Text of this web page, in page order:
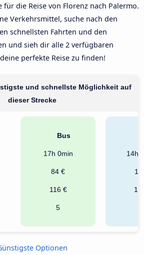
für die Reise von Florenz nach Palermo.
Verkehrsmittel, suche nach den
schnellsten Fahrten und den
und sieh dir alle 2 verfügbaren
perfekte Reise zu finden!
und schnellste Möglichkeit auf
dieser Strecke
Bus
17h 0min
84 €
116 €
5
14h
Optionen